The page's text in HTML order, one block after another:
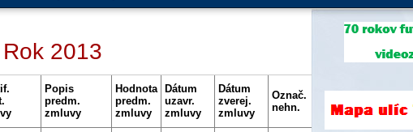
2013
Popis
predm.
zmluvy
Hodnota
predm.
zmluvy
Dátum
uzavr.
zmluvy
Dátum
zverej.
zmluvy
Označ.
nehn.